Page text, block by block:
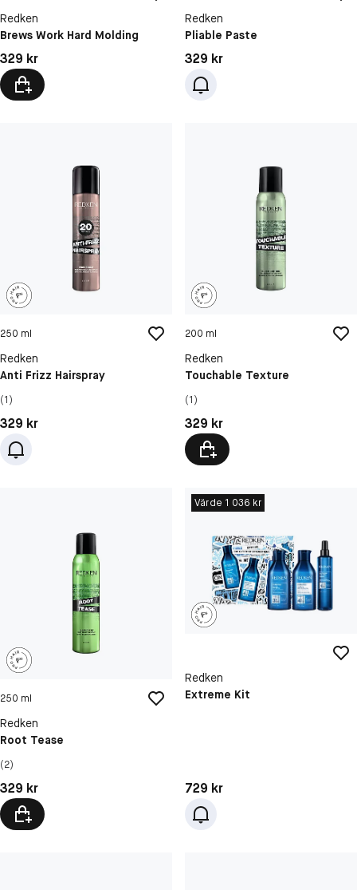
Redken
Brews Work Hard Molding
Pris: 329 kr
329 kr
Redken
Pliable Paste
Pris: 329 kr
329 kr
250 ml
Redken
Anti Frizz Hairspray
(1)
Pris: 329 kr
329 kr
200 ml
Redken
Touchable Texture
(1)
Pris: 329 kr
329 kr
250 ml
Redken
Root Tease
(2)
Pris: 329 kr
329 kr
Värde 1 036 kr
Redken
Extreme Kit
Pris: 729 kr
729 kr